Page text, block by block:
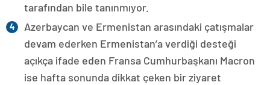
tarafından bile tanınmıyor.
Azerbaycan ve Ermenistan arasındaki çatışmalar
devam ederken Ermenistan’a verdiği desteği
açıkça ifade eden Fransa Cumhurbaşkanı Macron
ise hafta sonunda dikkat çeken bir ziyaret